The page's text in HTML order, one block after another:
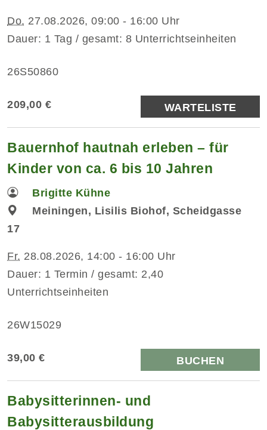
Do. 27.08.2026, 09:00 - 16:00 Uhr
Dauer: 1 Tag / gesamt: 8 Unterrichtseinheiten
26S50860
209,00 € WARTELISTE
Bauernhof hautnah erleben – für
Kinder von ca. 6 bis 10 Jahren
Brigitte Kühne
Meiningen, Lisilis Biohof, Scheidgasse
17
Fr. 28.08.2026, 14:00 - 16:00 Uhr
Dauer: 1 Termin / gesamt: 2,40
Unterrichtseinheiten
26W15029
39,00 € BUCHEN
Babysitterinnen- und
Babysitterausbildung